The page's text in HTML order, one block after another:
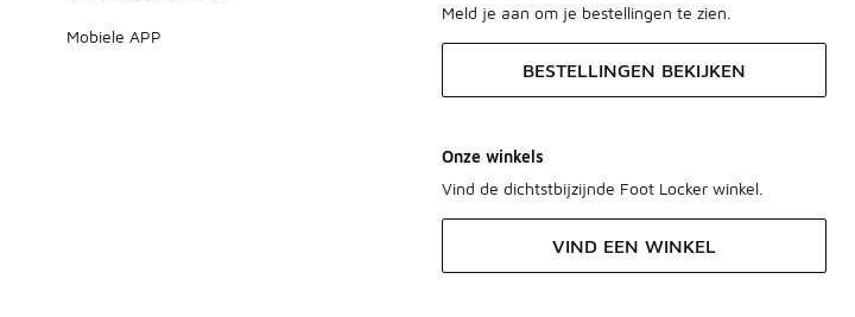
Mobiele APP
Meld je aan om je bestellingen te zien.
BESTELLINGEN BEKIJKEN
Onze winkels
Vind de dichtstbijzijnde Foot Locker winkel.
VIND EEN WINKEL